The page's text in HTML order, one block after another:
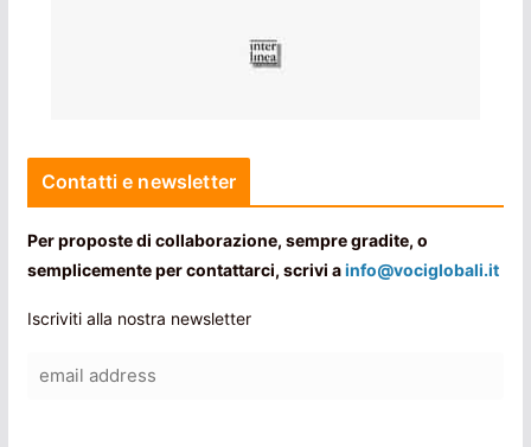
Contatti e newsletter
Per proposte di collaborazione, sempre gradite, o
semplicemente per contattarci, scrivi ainfo@vociglobali.it
Iscriviti alla nostra newsletter